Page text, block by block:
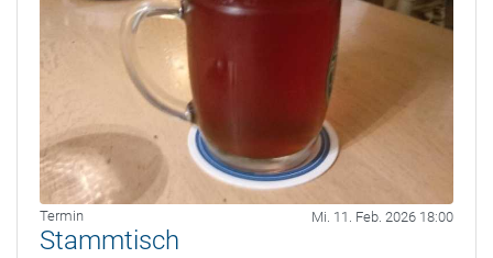
Termin Mi. 11. Feb. 2026 18:00
Stammtisch